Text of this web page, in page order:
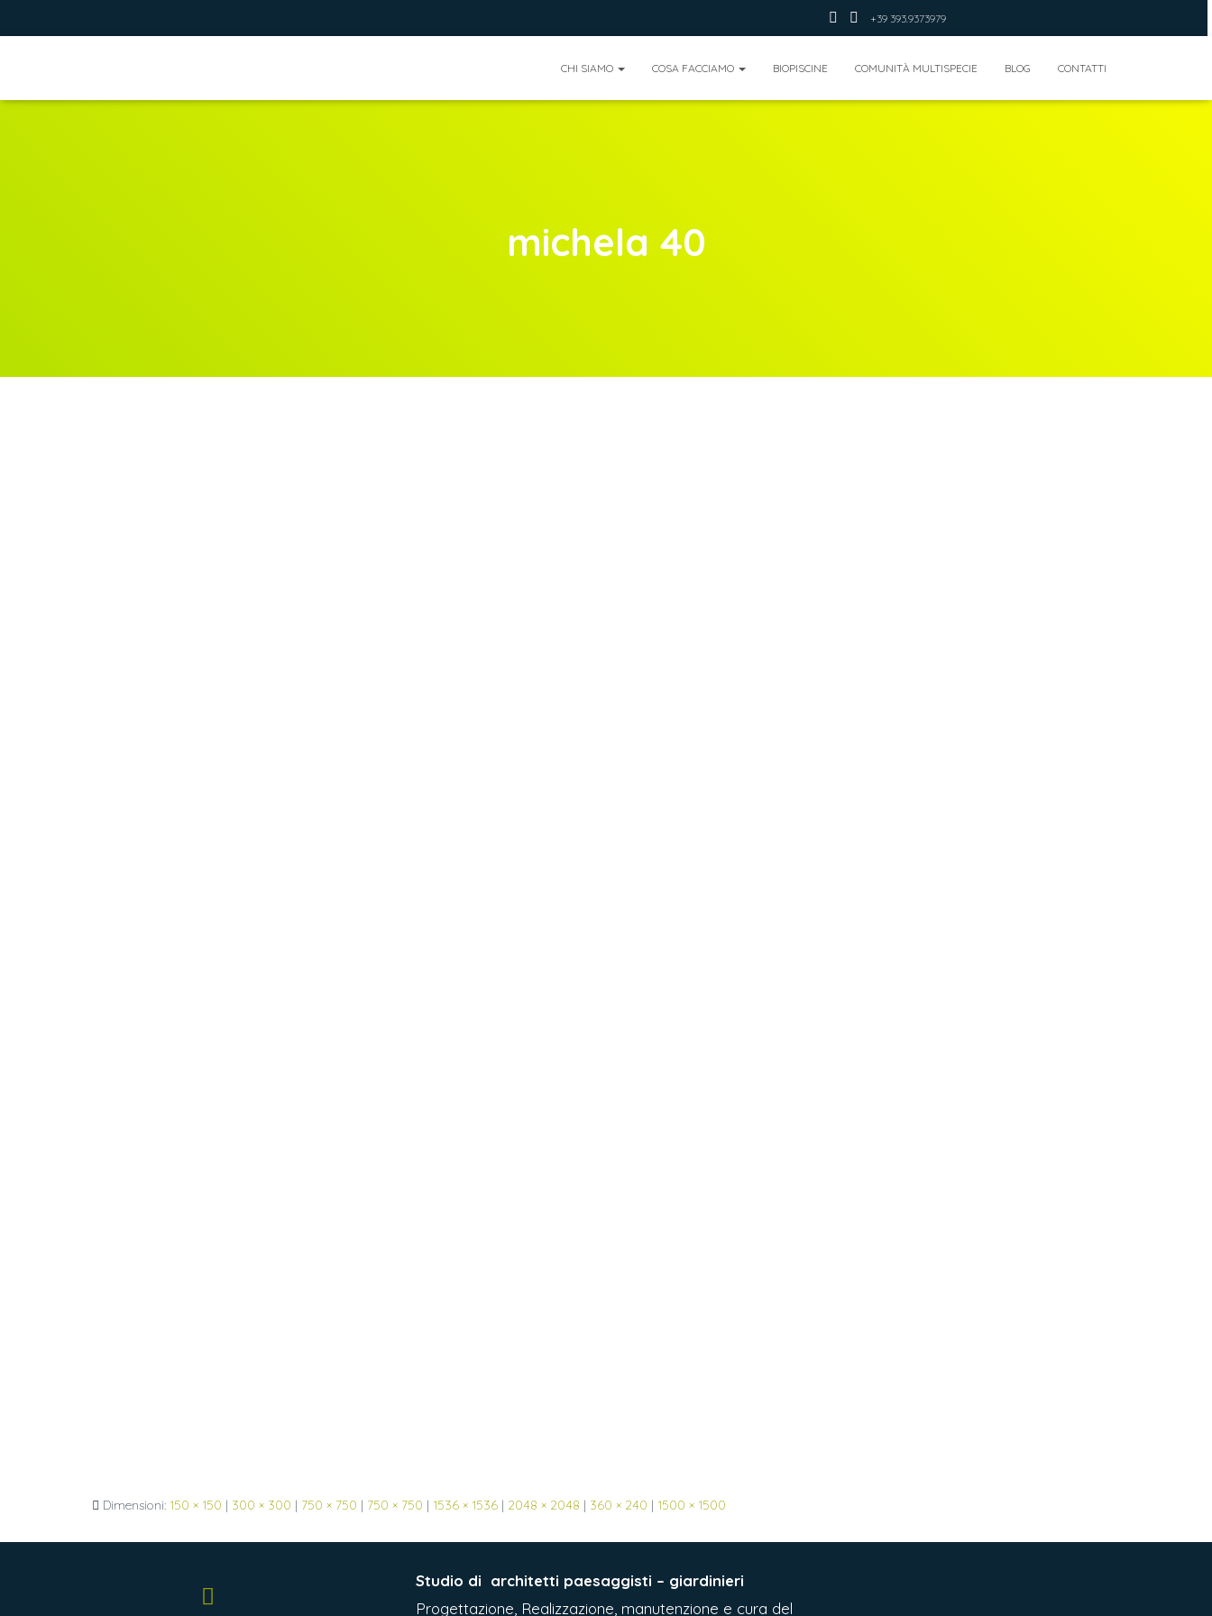
+39 393.9373979
CHI SIAMO COSA FACCIAMO BIOPISCINE COMUNITÀ MULTISPECIE BLOG CONTATTI
michela 40
Dimensioni: 150 × 150 | 300 × 300 | 750 × 750 | 750 × 750 | 1536 × 1536 | 2048 × 2048 | 360 × 240 | 1500 × 1500
Studio di architetti paesaggisti – giardinieri
Progettazione, Realizzazione, manutenzione e cura del